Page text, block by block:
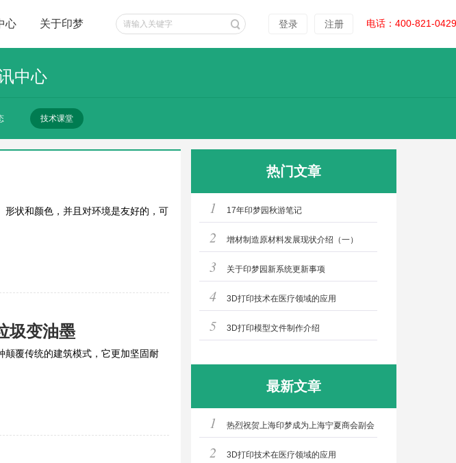
心 关于印梦 登录 注册 电话：400-821-0429
中心
技术课堂
状和颜色，并且对环境是友好的，可
圾变油墨
覆传统的建筑模式，它更加坚固耐
热门文章
1 17年印梦园秋游笔记
2 增材制造原材料发展现状介绍（一）
3 关于印梦园新系统更新事项
4 3D打印技术在医疗领域的应用
5 3D打印模型文件制作介绍
最新文章
1 热烈祝贺上海印梦成为上海宁夏商会副会
长单位！
2 3D打印技术在医疗领域的应用